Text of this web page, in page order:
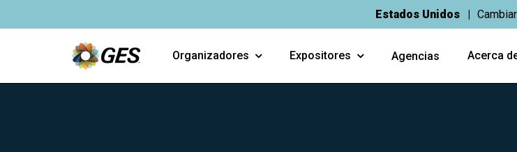
Estados Unidos
Organizadores Expositores Agencias Acerca